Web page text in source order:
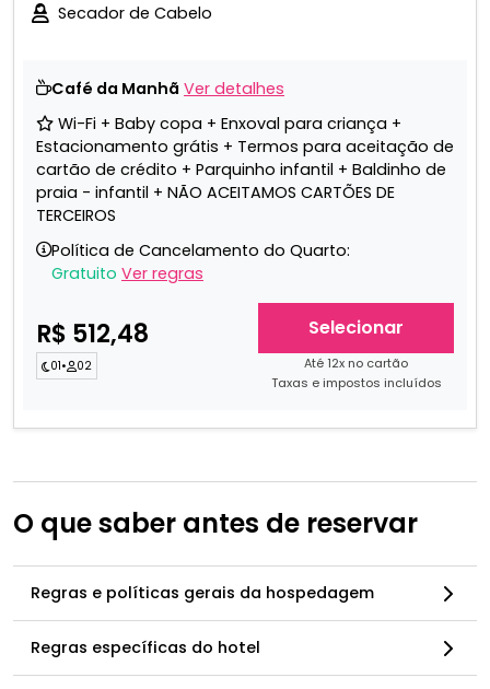
Secador de Cabelo
Café da Manhã Ver detalhes
Wi-Fi + Baby copa + Enxoval para criança +
Estacionamento grátis + Termos para aceitação de
cartão de crédito + Parquinho infantil + Baldinho de
praia - infantil + NÃO ACEITAMOS CARTÕES DE
TERCEIROS
Política de Cancelamento do Quarto:
Gratuito Ver regras
R$ 512,48
01• 02
Selecionar
Até 12x no cartão
Taxas e impostos incluídos
O que saber antes de reservar
Regras e políticas gerais da hospedagem
Regras específicas do hotel